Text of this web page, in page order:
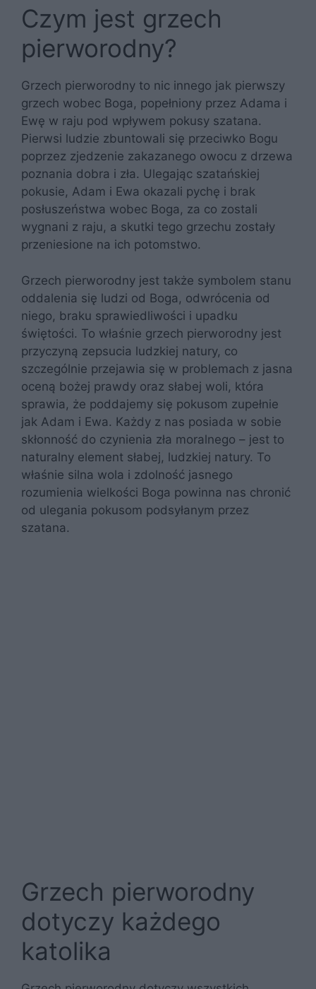
Czym jest grzech
pierworodny?
Grzech pierworodny to nic innego jak pierwszy
grzech wobec Boga, popełniony przez Adama i
Ewę w raju pod wpływem pokusy szatana.
Pierwsi ludzie zbuntowali się przeciwko Bogu
poprzez zjedzenie zakazanego owocu z drzewa
poznania dobra i zła. Ulegając szatańskiej
pokusie, Adam i Ewa okazali pychę i brak
posłuszeństwa wobec Boga, za co zostali
wygnani z raju, a skutki tego grzechu zostały
przeniesione na ich potomstwo.
Grzech pierworodny jest także symbolem stanu
oddalenia się ludzi od Boga, odwrócenia od
niego, braku sprawiedliwości i upadku
świętości. To właśnie grzech pierworodny jest
przyczyną zepsucia ludzkiej natury, co
szczególnie przejawia się w problemach z jasna
oceną bożej prawdy oraz słabej woli, która
sprawia, że poddajemy się pokusom zupełnie
jak Adam i Ewa. Każdy z nas posiada w sobie
skłonność do czynienia zła moralnego – jest to
naturalny element słabej, ludzkiej natury. To
właśnie silna wola i zdolność jasnego
rozumienia wielkości Boga powinna nas chronić
od ulegania pokusom podsyłanym przez
szatana.
Grzech pierworodny
dotyczy każdego
katolika